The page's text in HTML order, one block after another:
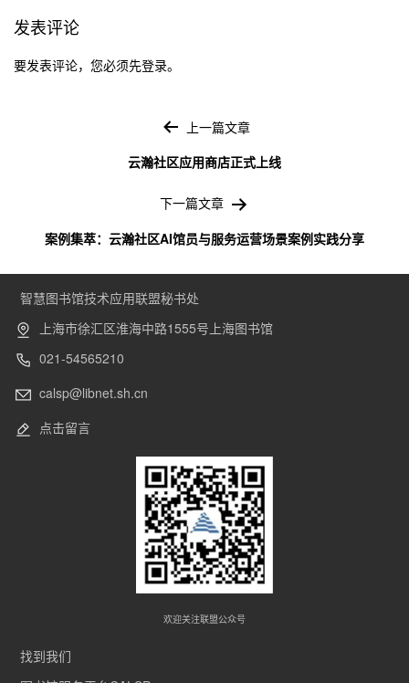
发表评论
要发表评论，您必须先登录。
上一篇文章
云瀚社区应用商店正式上线
下一篇文章
案例集萃：云瀚社区AI馆员与服务运营场景案例实践分享
智慧图书馆技术应用联盟秘书处
上海市徐汇区淮海中路1555号上海图书馆
021-54565210
calsp@libnet.sh.cn
点击留言
欢迎关注联盟公众号
找到我们